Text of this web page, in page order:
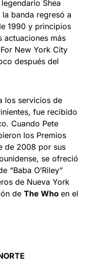
Shea
banda regresó a
1990 y principios
actuaciones más
New York City
después del
los servicios de
fue recibido
Cuando Pete
los Premios
de 2008 por sus
se ofreció
“Baba O’Riley”
de Nueva York
de The Who en el